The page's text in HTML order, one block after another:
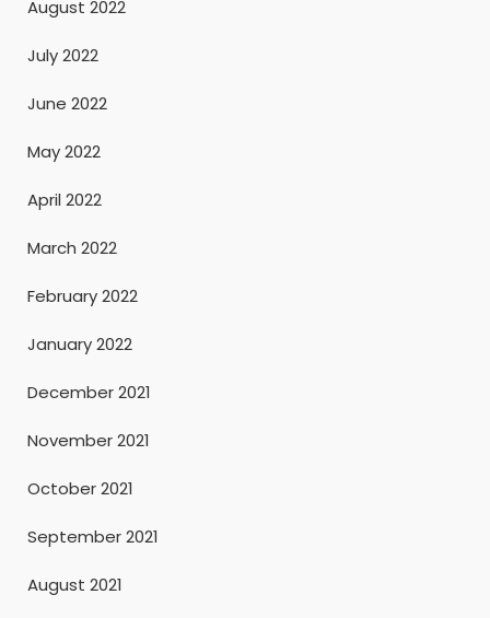
August 2022
July 2022
June 2022
May 2022
April 2022
March 2022
February 2022
January 2022
December 2021
November 2021
October 2021
September 2021
August 2021